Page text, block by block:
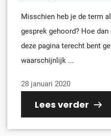
Misschien heb je de term
gesprek gehoord? Hoe
deze pagina terecht bent
waarschijnlijk ...
Lees verder
28 januari 2020